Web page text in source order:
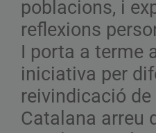
poblacions, i
reflexions
I porta a terme
iniciativa per
reivindicació
Catalana arreu